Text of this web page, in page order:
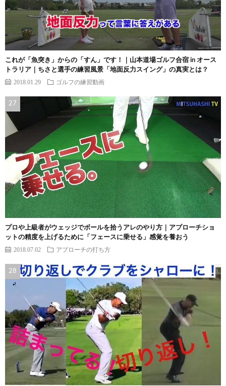
これが「魚突き」からの「すん」です！｜山本道場ゴルフ合宿 in オース
トラリア｜ちさと選手の練習風景「地面反力スイング」の真実とは？
2018.01.29 ゴルフの練習動画
プロや上級者がウェッジでボールを拾うアレのやり方｜アプローチショ
ットの精度を上げるために「フェースに乗せる」感覚を養おう
2018.07.02 アプローチの打ち方